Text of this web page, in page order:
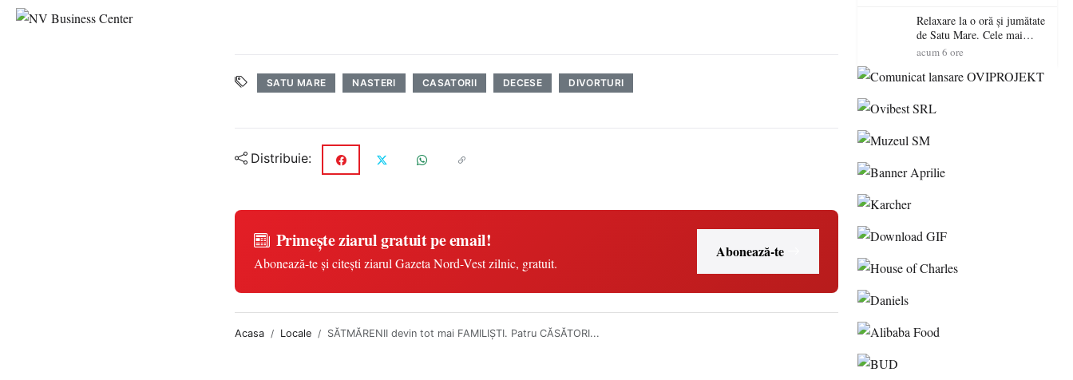
SATU MARE NASTERI CASATORII DECESE DIVORTURI
Distribuie:
Primește ziarul gratuit pe email!
Abonează-te și citești ziarul Gazeta Nord-Vest zilnic, gratuit.
Abonează-te
Acasa Locale SĂTMĂRENII devin tot mai FAMILIŞTI. Patru CĂSĂTORI...
Relaxare la o oră și jumătate
de Satu Mare. Cele mai
spectaculoase piscine
Maramureș, ideale pentru o
acum 6 ore